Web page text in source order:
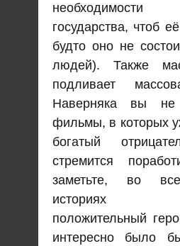
необходимости
государства, чтоб
будто оно не
людей). Также
подливает
Наверняка вы
фильмы, в которых
богатый
стремится
заметьте, во
историях
положительный
интересно было